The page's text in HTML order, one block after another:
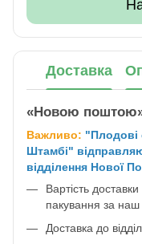
Доставка
«Новою поштою»
Важливо: "Плодові
Штамбі"
відділення Нової
Вартість
пакування за наш
Доставка до